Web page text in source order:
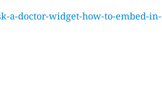
a-doctor-widget-how-to-embed-in-